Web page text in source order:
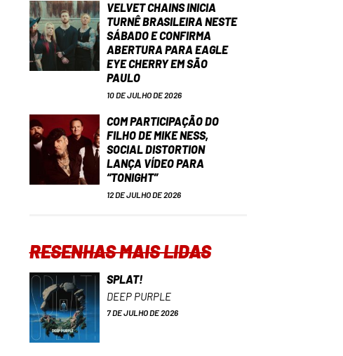
VELVET CHAINS INICIA
TURNÊ BRASILEIRA NESTE
SÁBADO E CONFIRMA
ABERTURA PARA EAGLE
EYE CHERRY EM SÃO
PAULO
10 DE JULHO DE 2026
COM PARTICIPAÇÃO DO
FILHO DE MIKE NESS,
SOCIAL DISTORTION
LANÇA VÍDEO PARA
“TONIGHT”
12 DE JULHO DE 2026
RESENHAS MAIS LIDAS
SPLAT!
DEEP PURPLE
7 DE JULHO DE 2026